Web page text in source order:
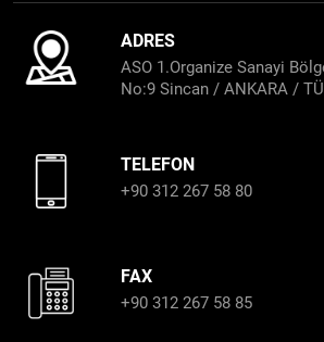
ADRES
ASO 1.Organize Sanayi
No:9 Sincan / ANKARA /
TELEFON
+90 312 267 58 80
FAX
+90 312 267 58 85